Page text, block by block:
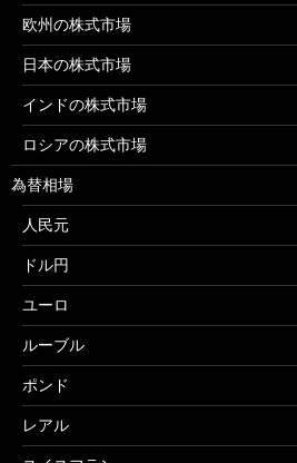
欧州の株式市場
日本の株式市場
インドの株式市場
ロシアの株式市場
為替相場
人民元
ドル円
ユーロ
ルーブル
ポンド
レアル